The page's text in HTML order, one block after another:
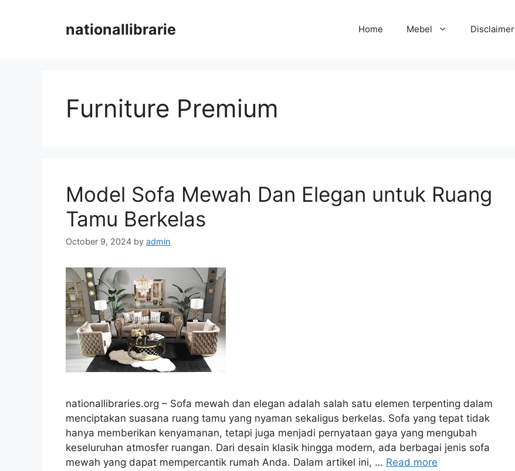
nationallibrarie Home Mebel Disclaimer
Furniture Premium
Model Sofa Mewah Dan Elegan untuk Ruang
Tamu Berkelas
October 9, 2024 by admin
nationallibraries.org – Sofa mewah dan elegan adalah salah satu elemen terpenting dalam
menciptakan suasana ruang tamu yang nyaman sekaligus berkelas. Sofa yang tepat tidak
hanya memberikan kenyamanan, tetapi juga menjadi pernyataan gaya yang mengubah
keseluruhan atmosfer ruangan. Dari desain klasik hingga modern, ada berbagai jenis sofa
mewah yang dapat mempercantik rumah Anda. Dalam artikel ini, … Read more